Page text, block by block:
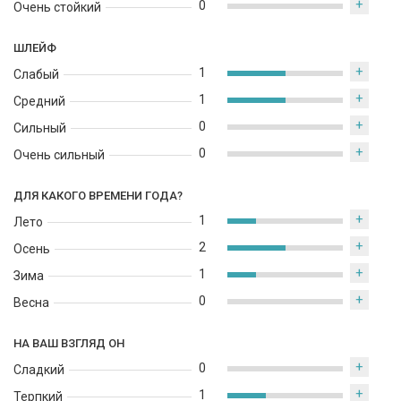
Средиземноморья и южной Италии.
Очень стойкий
0 +
ШЛЕЙФ
Слабый
Средний
Сильный
Очень сильный
1 +
1 +
0 +
0 +
ДЛЯ КАКОГО ВРЕМЕНИ ГОДА?
Лето
Осень
Зима
Весна
1 +
2 +
1 +
0 +
НА ВАШ ВЗГЛЯД ОН
Сладкий
Терпкий
0 +
1 +